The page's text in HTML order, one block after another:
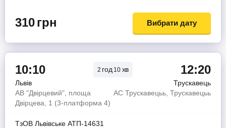
310грн Вибрати дату
10:10 2 год10 хв 12:20
Львів
Трускавець
АВ "Двірцевий", площа
Двірцева, 1 (3-платформа 4)
АС Трускавецьь, Трускавецьь
ТзОВ Львiвське АТП-14631